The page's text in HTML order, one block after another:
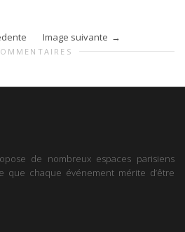
Image suivante
de nombreux espaces parisiens
que chaque événement mérite d’être